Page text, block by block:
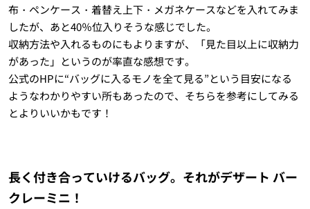
布・ペンケース・着替え上下・メガネケースなどを入れてみま
したが、あと40％位入りそうな感じでした。
収納方法や入れるものにもよりますが、「見た目以上に収納力
があった」というのが率直な感想です。
公式のHPに“バッグに入るモノを全て見る”という目安になる
ようなわかりやすい所もあったので、そちらを参考にしてみる
とよりいいかもです！
長く付き合っていけるバッグ。それがデザート バー
クレーミニ！